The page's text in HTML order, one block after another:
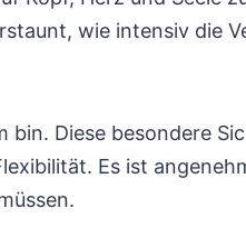
wie intensiv die
Diese besondere
Es ist